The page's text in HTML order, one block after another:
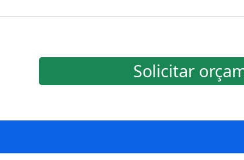
Solicitar